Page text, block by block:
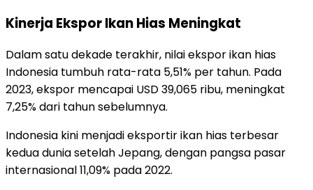
Kinerja Ekspor Ikan Hias Meningkat
Dalam satu dekade terakhir, nilai ekspor ikan hias
Indonesia tumbuh rata-rata 5,51% per tahun. Pada
2023, ekspor mencapai USD 39,065 ribu, meningkat
7,25% dari tahun sebelumnya.
Indonesia kini menjadi eksportir ikan hias terbesar
kedua dunia setelah Jepang, dengan pangsa pasar
internasional 11,09% pada 2022.